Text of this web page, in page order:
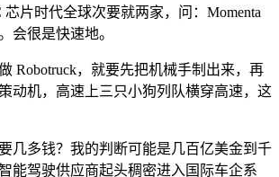
片时代全球次要就两家，问：Momenta
会很是快速地。
，就要先把机械手制出来，再
动机，高速上三只小狗列队横穿高速，这
多钱？我的判断可能是几百亿美金到千
能驾驶供应商起头稠密进入国际车企系